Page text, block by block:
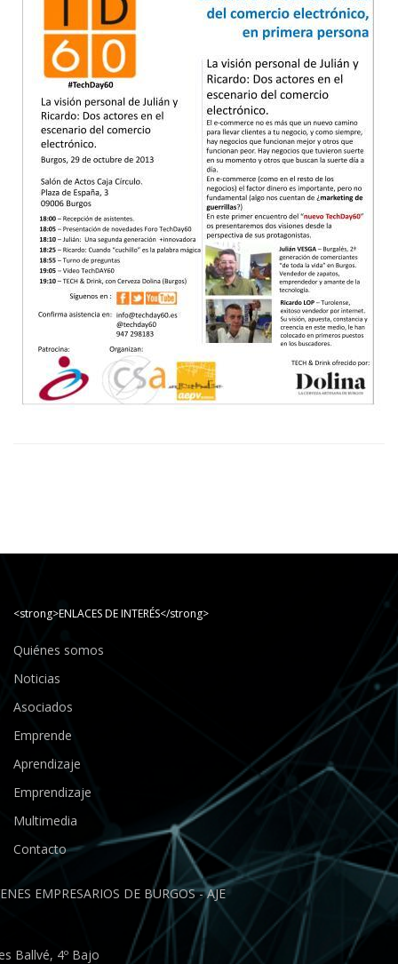
<strong>ENLACES DE INTERÉS</strong>
Quiénes somos
Noticias
Asociados
Emprende
Aprendizaje
Emprendizaje
Multimedia
Contacto
EMPRESARIOS DE BURGOS - AJE
Ballvé, 4º Bajo